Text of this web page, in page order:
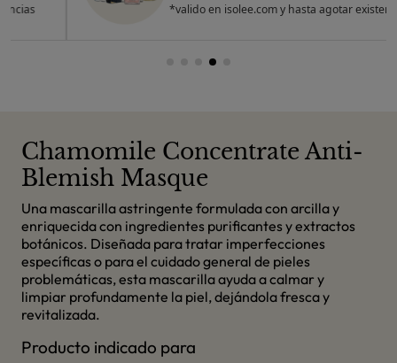
*valido en isolee.com y hasta agotar existencias
Chamomile Concentrate Anti-
Blemish Masque
Una mascarilla astringente formulada con arcilla y
enriquecida con ingredientes purificantes y extractos
botánicos. Diseñada para tratar imperfecciones
específicas o para el cuidado general de pieles
problemáticas, esta mascarilla ayuda a calmar y
limpiar profundamente la piel, dejándola fresca y
revitalizada.
Producto indicado para